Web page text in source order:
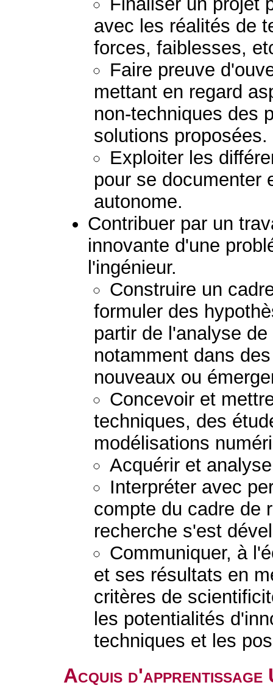
avec les réalités de
forces, faiblesses,
Faire preuve
mettant en regard
non-techniques des
solutions proposées.
Exploiter les
pour se documenter
autonome.
Contribuer par un
innovante d'une
l'ingénieur.
Construire un
formuler des
partir de l'analyse
notamment dans
nouveaux ou
Concevoir et
techniques, des
modélisations
Acquérir et
Interpréter avec
compte du cadre de
recherche s'est
Communiquer, à
et ses résultats en
critères de
les potentialités
techniques et les
Acquis d'apprentissage